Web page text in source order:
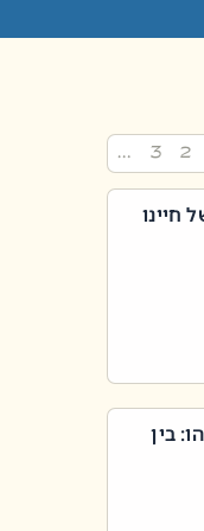
2
3
…
חיינו
בין